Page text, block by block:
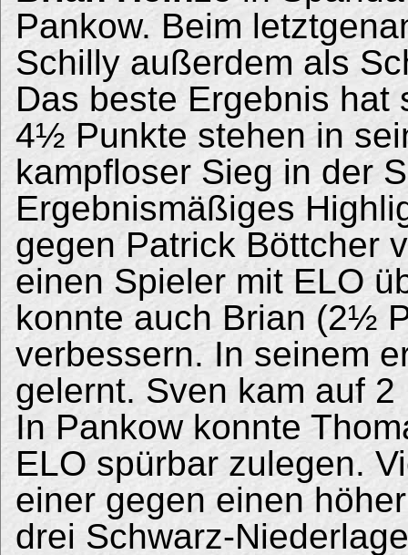
Pankow. Beim
Schilly außerdem als
Das beste Ergebnis
4½ Punkte stehen in
kampfloser Sieg in der
Ergebnismäßiges
gegen Patrick Böttcher
einen Spieler mit ELO
konnte auch Brian (2½
verbessern. In seinem
gelernt. Sven kam auf 2
In Pankow konnte
ELO spürbar zulegen.
einer gegen einen
drei Schwarz-